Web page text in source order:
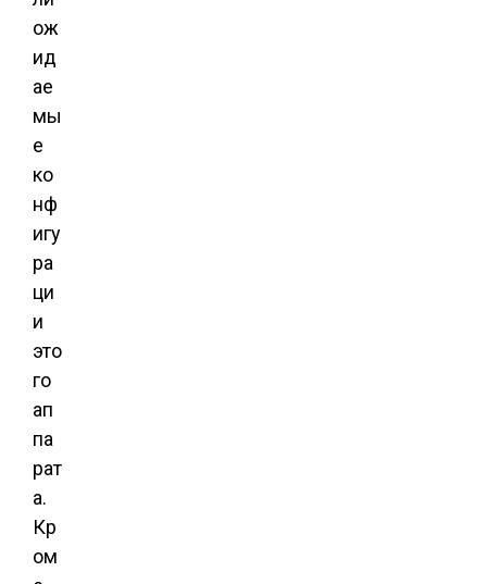
ож
ид
ае
мы
е
ко
нф
игу
ра
ци
и
это
го
ап
па
рат
а.
Кр
ом